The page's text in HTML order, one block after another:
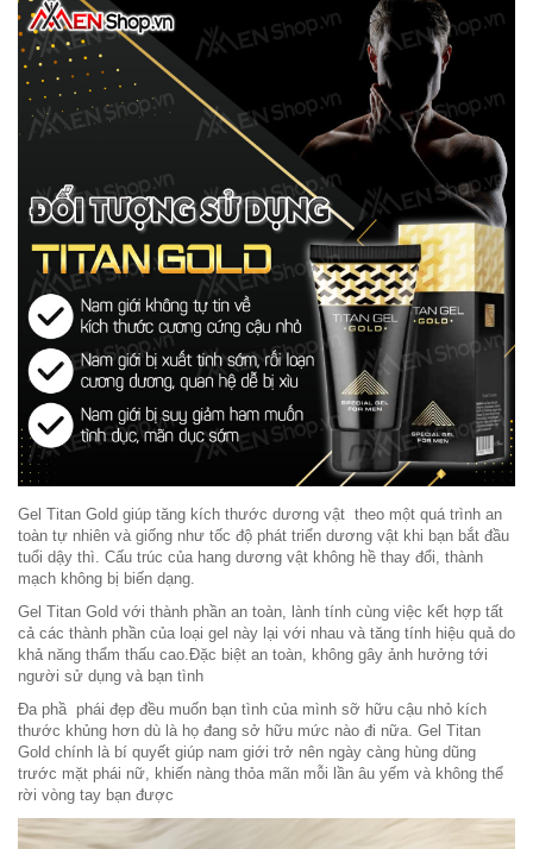
Gel Titan Gold giúp tăng kích thước dương vật theo một quá trình an
toàn tự nhiên và giống như tốc độ phát triển dương vật khi bạn bắt đầu
tuổi dậy thì. Cấu trúc của hang dương vật không hề thay đổi, thành
mạch không bị biến dạng.
Gel Titan Gold với thành phần an toàn, lành tính cùng việc kết hợp tất
cả các thành phần của loại gel này lại với nhau và tăng tính hiệu quả do
khả năng thẩm thấu cao.Đặc biệt an toàn, không gây ảnh hưởng tới
người sử dụng và bạn tình
Đa phầ phái đẹp đều muốn bạn tình của mình sỡ hữu cậu nhỏ kích
thước khủng hơn dù là họ đang sở hữu mức nào đi nữa. Gel Titan
Gold chính là bí quyết giúp nam giới trở nên ngày càng hùng dũng
trước mặt phái nữ, khiến nàng thỏa mãn mỗi lần âu yếm và không thể
rời vòng tay bạn được